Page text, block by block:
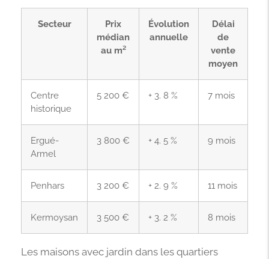
Secteur
Prix
médian
au m²
Évolution
annuelle
Délai
de
vente
moyen
Centre
historique
5 200 € + 3. 8 % 7 mois
Ergué-
Armel
3 800 € + 4. 5 % 9 mois
Penhars 3 200 € + 2. 9 % 11 mois
Kermoysan 3 500 € + 3. 2 % 8 mois
Les maisons avec jardin dans les quartiers